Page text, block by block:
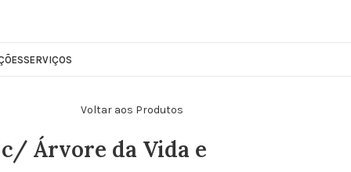
SERVIÇOS
Voltar aos Produtos
Árvore da Vida e